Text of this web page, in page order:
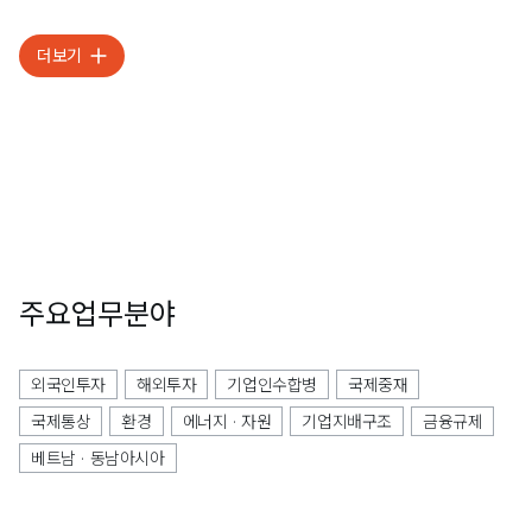
주요업무분야
외국인투자 해외투자 기업인수합병
국제중재
국제통상
환경 에너지 · 자원 기업지배구조
금융규제
베트남 · 동남아시아
더보기